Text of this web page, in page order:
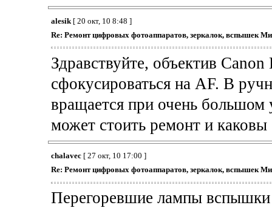
alesik[ 20 окт, 10 8:48 ]
Re: Ремонт цифровых фотоаппаратов, зеркалок, вспышек
Здравствуйте, объектив
сфокусироваться на AF. В
вращается при очень
может стоить ремонт и каковы
chalavec[ 27 окт, 10 17:00 ]
Re: Ремонт цифровых фотоаппаратов, зеркалок, вспышек
Перегоревшие лампы